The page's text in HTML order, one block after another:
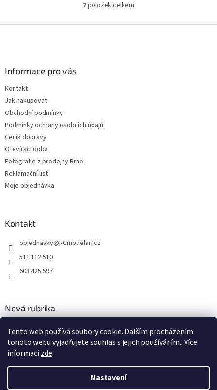
Tento web používá soubory cookie. Dalším procházením
tohoto webu vyjadřujete souhlas s jejich používáním.. Více
informacízde.
Nastavení
O
l
7položek celkem
Informace pro vás
Kontakt
Jak nakupovat
Obchodní podmínky
Podmínky ochrany osobních údajů
Ceník dopravy
Otevírací doba
Fotografie z prodejny Brno
Reklamační list
Moje objednávka
Kontakt
objednavky@RCmodelari.cz
511 112 510
603 425 597
Nová rubrika
2.4.2020
Vytvořil Shoptet